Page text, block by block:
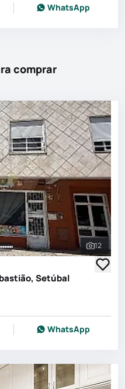
WhatsApp
comprar
Ver
12
Setúbal
WhatsApp